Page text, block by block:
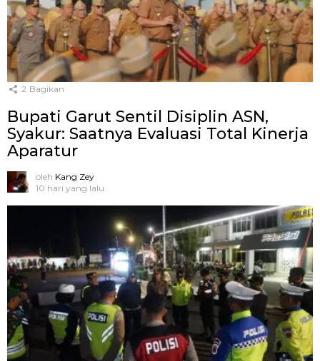
2 Bagikan
Bupati Garut Sentil Disiplin ASN,
Syakur: Saatnya Evaluasi Total Kinerja
Aparatur
oleh Kang Zey
10 hari yang lalu